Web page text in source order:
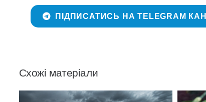
ПІДПИСАТИСЬ НА TELEGRAM
Схожі матеріали